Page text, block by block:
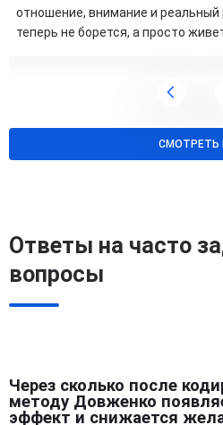
отношение, внимание и реальный
теперь не борется, а просто
СМОТРЕТЬ
Ответы на часто
вопросы
Через сколько после
методу Довженко
эффект и снижается